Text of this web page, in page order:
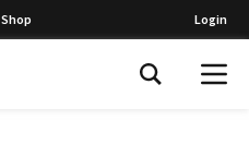
Shop Login